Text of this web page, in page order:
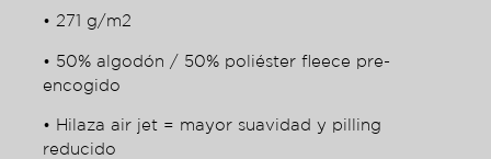
• 271 g/m2
• 50% algodón / 50% poliéster fleece pre-
encogido
• Hilaza air jet = mayor suavidad y pilling
reducido